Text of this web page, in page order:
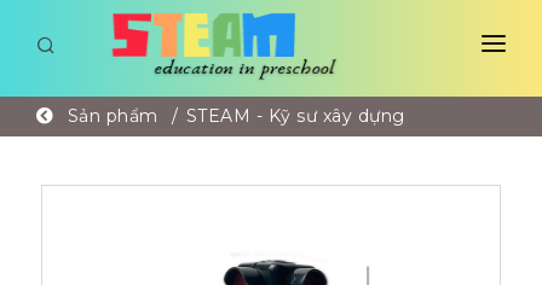
TRANG CHỦ
Sản phẩm STEAM - Kỹ sư xây dựng